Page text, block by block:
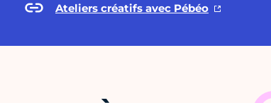
Ateliers créatifs avec Pébéo